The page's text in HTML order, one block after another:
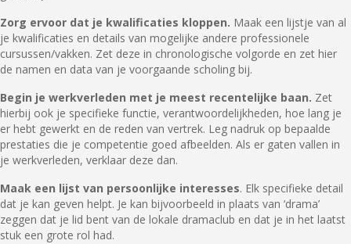
Zorg ervoor dat je kwalificaties kloppen. Maak een lijstje van al
je kwalificaties en details van mogelijke andere professionele
cursussen/vakken. Zet deze in chronologische volgorde en zet hier
de namen en data van je voorgaande scholing bij.
Begin je werkverleden met je meest recentelijke baan. Zet
hierbij ook je specifieke functie, verantwoordelijkheden, hoe lang je
er hebt gewerkt en de reden van vertrek. Leg nadruk op bepaalde
prestaties die je competentie goed afbeelden. Als er gaten vallen in
je werkverleden, verklaar deze dan.
Maak een lijst van persoonlijke interesses. Elk specifieke detail
dat je kan geven helpt. Je kan bijvoorbeeld in plaats van ‘drama’
zeggen dat je lid bent van de lokale dramaclub en dat je in het laatst
stuk een grote rol had.